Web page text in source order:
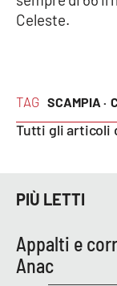
LaC OnAir
Catanzaro
Vibo Valentia
Reggio Calabria
Cosenza
TAG SCAMPIA ·
Tutti gli articoli
Celeste.
PIÙ LETTI
Appalti e
Anac